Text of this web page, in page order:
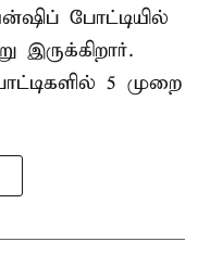
போட்டியில்
இருக்கிறார்.
5 முறை